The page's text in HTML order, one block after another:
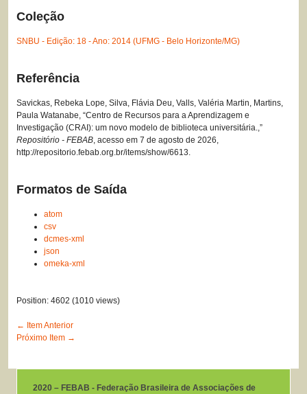
Coleção
SNBU - Edição: 18 - Ano: 2014 (UFMG - Belo Horizonte/MG)
Referência
Savickas, Rebeka Lope, Silva, Flávia Deu, Valls, Valéria Martin, Martins,
Paula Watanabe, “Centro de Recursos para a Aprendizagem e
Investigação (CRAI): um novo modelo de biblioteca universitária.,”
Repositório - FEBAB, acesso em 7 de agosto de 2026,
http://repositorio.febab.org.br/items/show/6613.
Formatos de Saída
atom
csv
dcmes-xml
json
omeka-xml
Position: 4602 (1010 views)
← Item Anterior
Próximo Item →
2020 – FEBAB - Federação Brasileira de Associações de